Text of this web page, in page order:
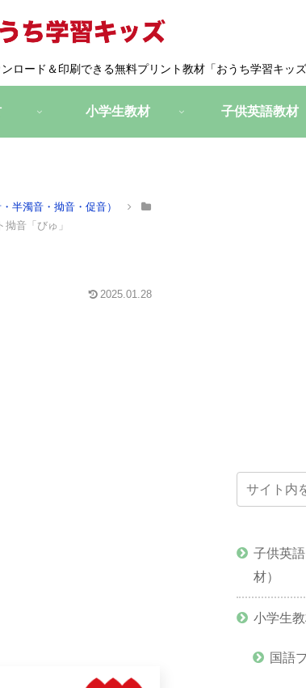
ロード＆印刷できる無料プリント教材「おうち学習キッズ
小学生教材 子供英語教材
半濁音・拗音・促音）
音「びゅ」
2025.01.28
子供英
材）
小学生
国語